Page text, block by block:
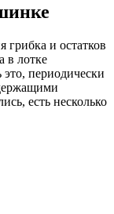
грибка и остатков
в лотке
периодически
есть несколько